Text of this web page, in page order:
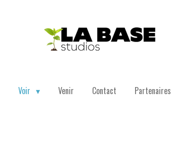
Voir Venir Contact Partenaires